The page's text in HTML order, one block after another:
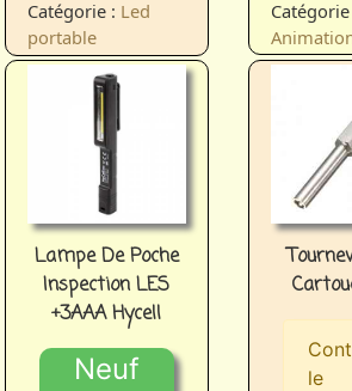
Catégorie : Led
portable
Lampe De Poche
Inspection LES
+3AAA Hycell
Neuf
le